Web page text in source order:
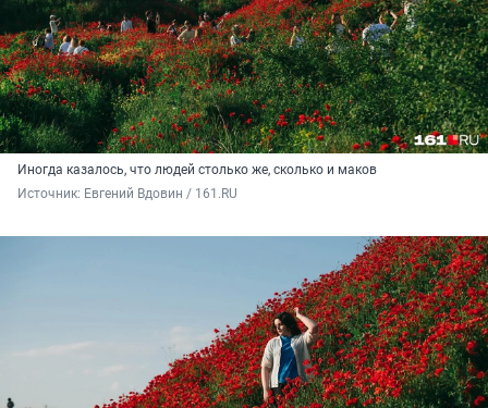
Иногда казалось, что людей столько же, сколько и маков
Источник: Евгений Вдовин / 161.RU